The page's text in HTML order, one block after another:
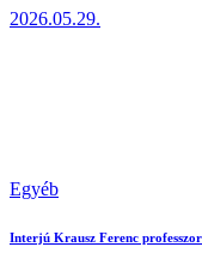
2026.05.29.
Egyéb
Interjú Krausz Ferenc